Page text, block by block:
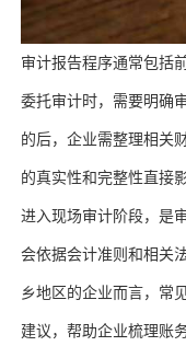
审计报告程序通常包括
委托审计时，需要明确
的后，企业需整理相关
的真实性和完整性直接
进入现场审计阶段，是
会依据会计准则和相关
乡地区的企业而言，常
建议，帮助企业梳理账